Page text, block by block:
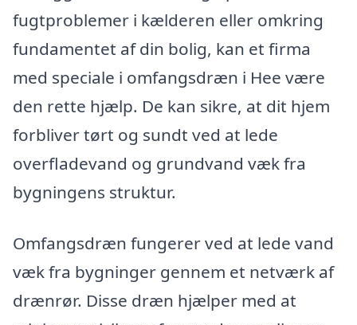
fugtproblemer i kælderen eller omkring
fundamentet af din bolig, kan et firma
med speciale i omfangsdræn i Hee være
den rette hjælp. De kan sikre, at dit hjem
forbliver tørt og sundt ved at lede
overfladevand og grundvand væk fra
bygningens struktur.
Omfangsdræn fungerer ved at lede vand
væk fra bygninger gennem et netværk af
drænrør. Disse dræn hjælper med at